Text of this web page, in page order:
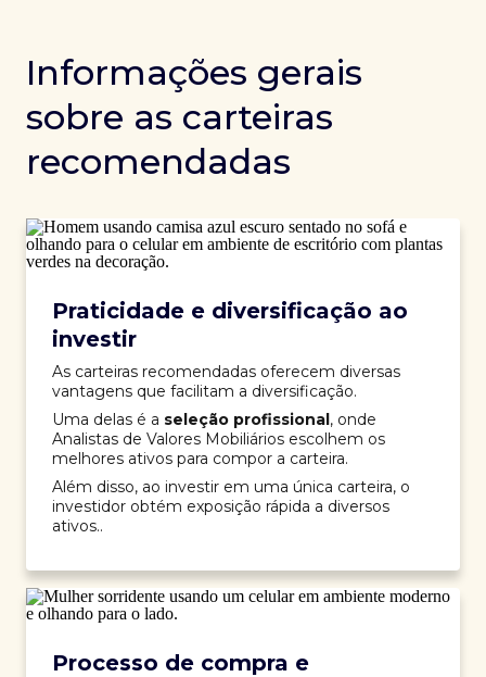
Informações gerais
sobre as carteiras
recomendadas
Praticidade e diversificação ao
investir
As carteiras recomendadas oferecem diversas
vantagens que facilitam a diversificação.
Uma delas é a seleção profissional, onde
Analistas de Valores Mobiliários escolhem os
melhores ativos para compor a carteira.
Além disso, ao investir em uma única carteira, o
investidor obtém exposição rápida a diversos
ativos..
Processo de compra e